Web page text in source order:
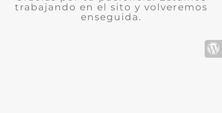
trabajando en el sito y volveremos
enseguida.